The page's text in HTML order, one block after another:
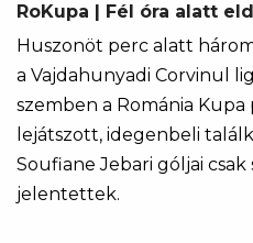
RoKupa | Fél óra alatt
Huszonöt perc alatt
a Vajdahunyadi Corvinul
szemben a Románia
lejátszott, idegenbeli
Soufiane Jebari góljai csak
jelentettek.